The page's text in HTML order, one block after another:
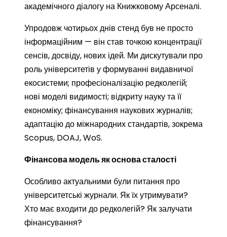
академічного діалогу на Книжковому Арсеналі.
Упродовж чотирьох днів стенд був не просто
інформаційним — він став точкою концентрації
сенсів, досвіду, нових ідей. Ми дискутували про
роль університетів у формуванні видавничої
екосистеми; професіоналізацію редколегій;
нові моделі видимості; відкриту науку та її
економіку; фінансування наукових журналів;
адаптацію до міжнародних стандартів, зокрема
Scopus, DOAJ, WoS.
Фінансова модель як основа сталості
Особливо актуальними були питання про
університетські журнали. Як їх утримувати?
Хто має входити до редколегій? Як залучати
фінансування?